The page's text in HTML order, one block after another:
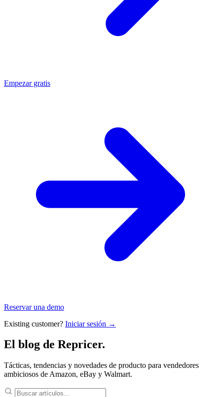
Empezar gratis
Reservar una demo
Existing customer? Iniciar sesión →
El blog de Repricer.
Tácticas, tendencias y novedades de producto para vendedores
ambiciosos de Amazon, eBay y Walmart.